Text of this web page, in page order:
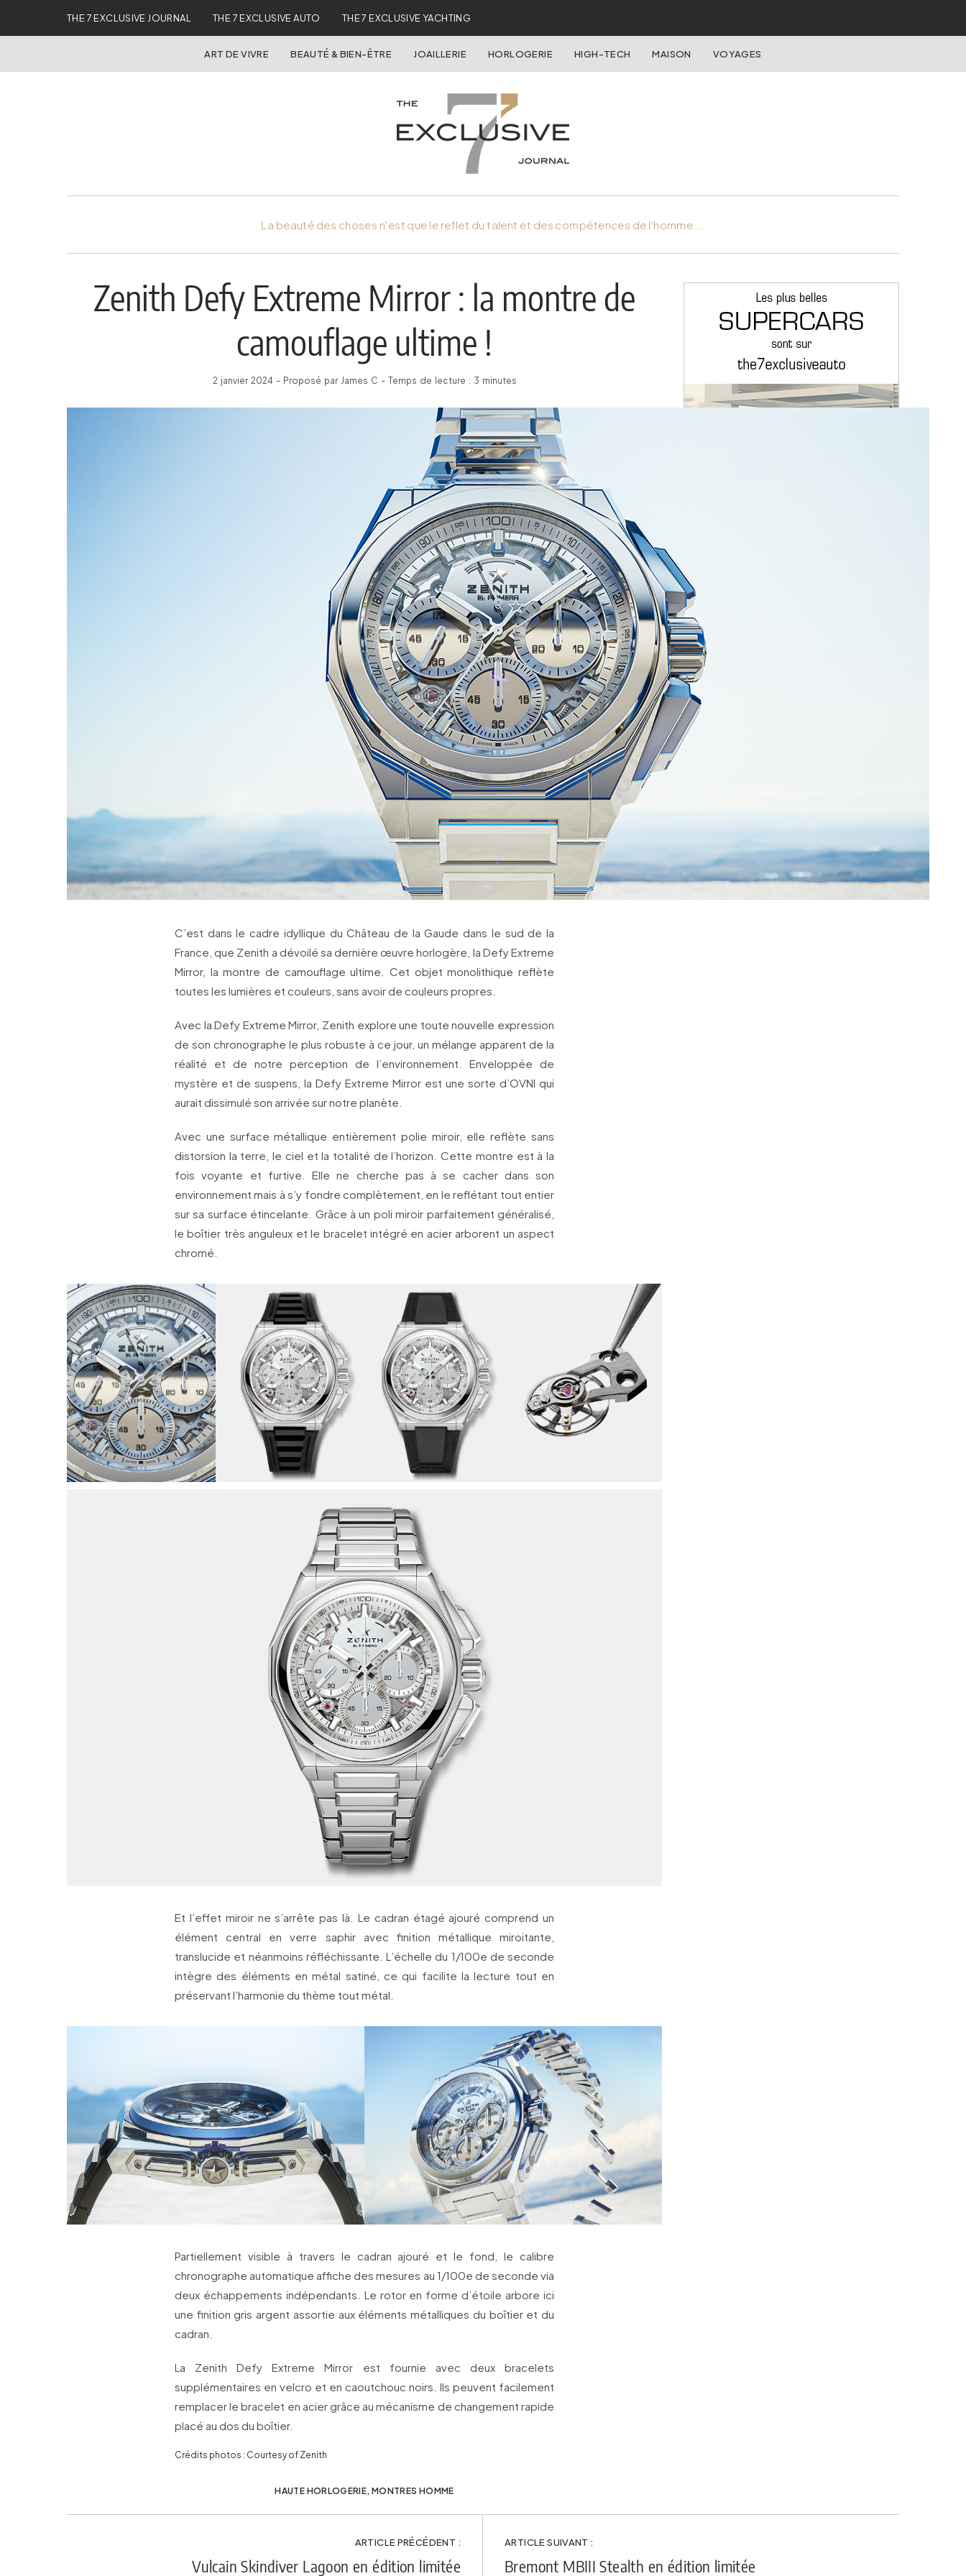
THE 7 EXCLUSIVE JOURNAL THE 7 EXCLUSIVE AUTO THE 7 EXCLUSIVE YACHTING
ART DE VIVRE BEAUTÉ & BIEN-ÊTRE JOAILLERIE HORLOGERIE HIGH-TECH MAISON VOYAGES
La beauté des choses n'est que le reflet du talent et des compétences de l'homme...
Zenith Defy Extreme Mirror : la montre de
camouflage ultime !
2 janvier 2024 - Proposé par James C - Temps de lecture : 3 minutes
C’est dans le cadre idyllique du Château de la Gaude dans le sud de la
France, que Zenith a dévoilé sa dernière œuvre horlogère, la Defy Extreme
Mirror, la montre de camouflage ultime. Cet objet monolithique reflète
toutes les lumières et couleurs, sans avoir de couleurs propres.
Avec la Defy Extreme Mirror, Zenith explore une toute nouvelle expression
de son chronographe le plus robuste à ce jour, un mélange apparent de la
réalité et de notre perception de l’environnement. Enveloppée de
mystère et de suspens, la Defy Extreme Mirror est une sorte d’OVNI qui
aurait dissimulé son arrivée sur notre planète.
Avec une surface métallique entièrement polie miroir, elle reflète sans
distorsion la terre, le ciel et la totalité de l’horizon. Cette montre est à la
fois voyante et furtive. Elle ne cherche pas à se cacher dans son
environnement mais à s’y fondre complètement, en le reflétant tout entier
sur sa surface étincelante. Grâce à un poli miroir parfaitement généralisé,
le boîtier très anguleux et le bracelet intégré en acier arborent un aspect
chromé.
Et l’effet miroir ne s’arrête pas là. Le cadran étagé ajouré comprend un
élément central en verre saphir avec finition métallique miroitante,
translucide et néanmoins réfléchissante. L’échelle du 1/100e de seconde
intègre des éléments en métal satiné, ce qui facilite la lecture tout en
préservant l’harmonie du thème tout métal.
Partiellement visible à travers le cadran ajouré et le fond, le calibre
chronographe automatique affiche des mesures au 1/100e de seconde via
deux échappements indépendants. Le rotor en forme d’étoile arbore ici
une finition gris argent assortie aux éléments métalliques du boîtier et du
cadran.
La Zenith Defy Extreme Mirror est fournie avec deux bracelets
supplémentaires en velcro et en caoutchouc noirs. Ils peuvent facilement
remplacer le bracelet en acier grâce au mécanisme de changement rapide
placé au dos du boîtier.
Crédits photos : Courtesy of Zenith
HAUTE HORLOGERIE, MONTRES HOMME
ARTICLE PRÉCÉDENT :
Vulcain Skindiver Lagoon en édition limitée
ARTICLE SUIVANT :
Bremont MBIII Stealth en édition limitée